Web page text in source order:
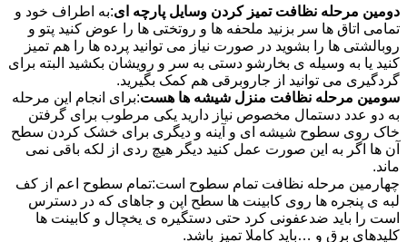
دومین مرحله نظافت تمیز کردن وسایل پارچه ای:به اطراف خود و
تمامی اتاق ها سر بزنید ملحفه ها و روتختی ها را عوض کنید پتو و
روبالشتی ها را بشوید در صورت نیاز می توانید پرده ها را هم تمیز
کنید یا به وسیله ی بخارشو دستی به سر و رویشان بکشید البته برای
گردگیری می توانید از جاروبرقی هم کمک بگیرید.
سومین مرحله نظافت منزل شیشه ها هست:برای انجام این مرحله
به دو عدد دستمال مخصوص نیاز دارید یکی مرطوب برای گرفتن
خاک روی سطوح شیشه ای و آینه و دیگری برای خشک کردن سطح
آن ها اگر به این صورت عمل کنید دیگر هیچ ردی از لکه باقی نمی
ماند.
چهارمین مرحله نظافت تمام سطوح است:تمام سطوح اعم از کف
لبه ی پنجره ها روی کابینت ها سطح اپن و جاهای که در دسترس
است را باید ضدعفونی کرد حتی دستگیره ی یخچال و کابینت ها
کلیدهای برق و …باید کاملا تمیز باشد.